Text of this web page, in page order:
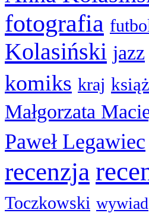
fotografia
Kolasiński jazz
komiks kraj
Małgorzata
Paweł Legawiec
recenzja
Toczkowski wywiad